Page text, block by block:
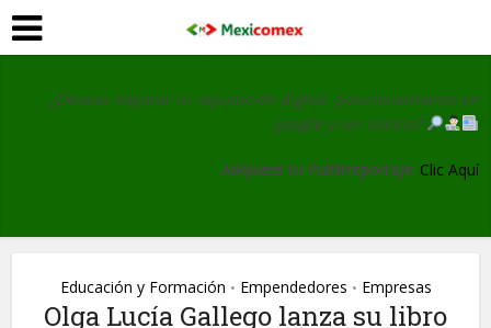
¿Deseas mejorar tu reputación digital, posicionamiento en
google y ser noticia?
Adquiere tu Publirreportaje: Clic Aquí
Educación y Formación • Empendedores • Empresas
Olga Lucía Gallego lanza su libro